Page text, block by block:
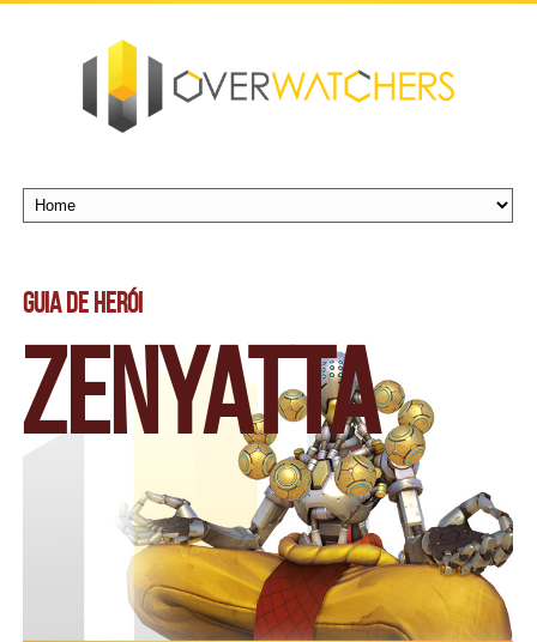
Guia de Herói
Zenyatta